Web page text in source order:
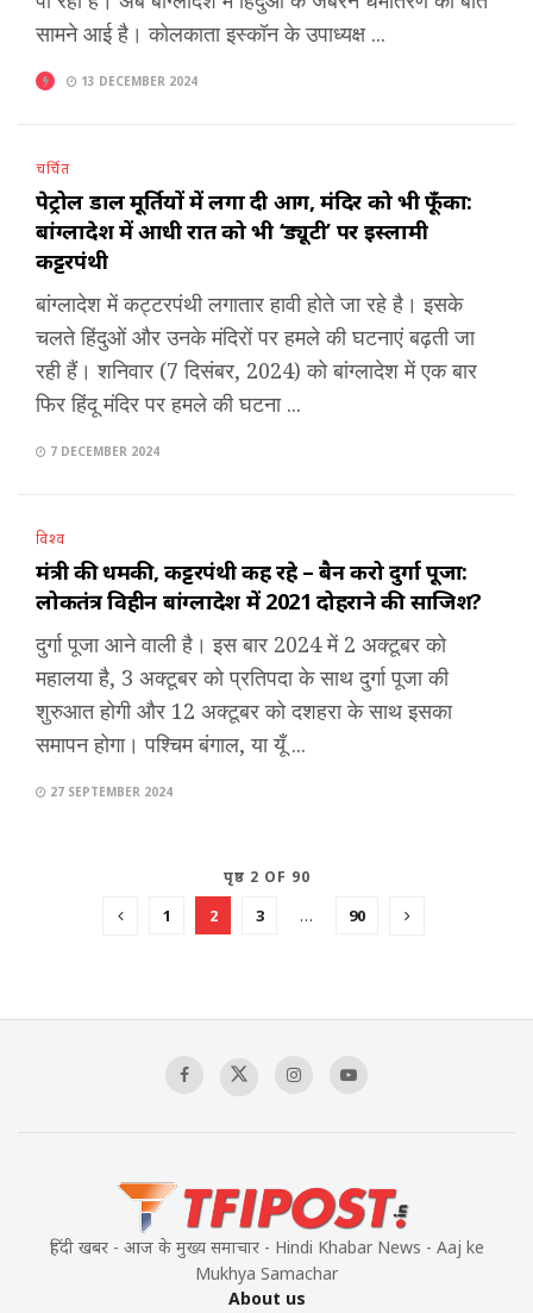
सामने आई है। कोलकाता इस्कॉन के उपाध्यक्ष ...
13 DECEMBER 2024
चर्चित
पेट्रोल डाल मूर्तियों में लगा दी आग, मंदिर को भी फूँका:
बांग्लादेश में आधी रात को भी ‘ड्यूटी’ पर इस्लामी
कट्टरपंथी
बांग्लादेश में कट्टरपंथी लगातार हावी होते जा रहे है। इसके
चलते हिंदुओं और उनके मंदिरों पर हमले की घटनाएं बढ़ती जा
रही हैं। शनिवार (7 दिसंबर, 2024) को बांग्लादेश में एक बार
फिर हिंदू मंदिर पर हमले की घटना ...
7 DECEMBER 2024
विश्व
मंत्री की धमकी, कट्टरपंथी कह रहे – बैन करो दुर्गा पूजा:
लोकतंत्र विहीन बांग्लादेश में 2021 दोहराने की साजिश?
दुर्गा पूजा आने वाली है। इस बार 2024 में 2 अक्टूबर को
महालया है, 3 अक्टूबर को प्रतिपदा के साथ दुर्गा पूजा की
शुरुआत होगी और 12 अक्टूबर को दशहरा के साथ इसका
समापन होगा। पश्चिम बंगाल, या यूँ ...
27 SEPTEMBER 2024
पृष्ठ 2 OF 90
1 2 3 … 90
हिंदी खबर - आज के मुख्य समाचार - Hindi Khabar News - Aaj ke
Mukhya Samachar
About us